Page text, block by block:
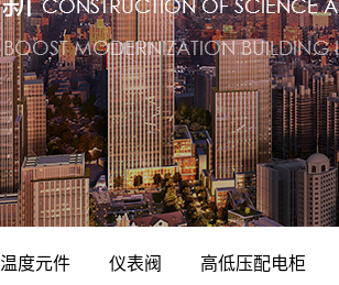
温度元件 仪表阀 高低压配电柜